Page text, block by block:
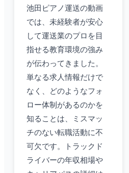
池田ピアノ運送の動画
では、未経験者が安心
して運送業のプロを目
指せる教育環境の強み
が伝わってきました。
単なる求人情報だけで
なく、どのようなフォ
ロー体制があるのかを
知ることは、ミスマッ
チのない転職活動に不
可欠です。トラックド
ライバーの年収相場や